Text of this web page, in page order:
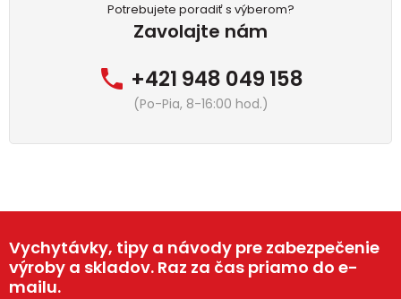
Potrebujete poradiť s výberom?
Zavolajte nám
+421 948 049 158
(Po-Pia, 8-16:00 hod.)
Vychytávky, tipy a návody pre zabezpečenie
výroby a skladov. Raz za čas priamo do e-
mailu.